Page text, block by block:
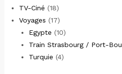
TV-Ciné (18)
Voyages (17)
Egypte (10)
Train Strasbourg / Port-Bou
Turquie (4)